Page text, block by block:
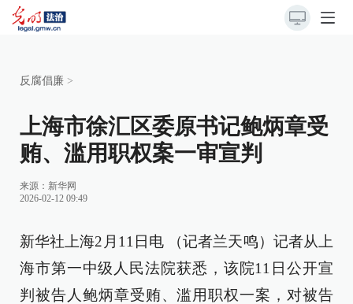
反腐倡廉 >
上海市徐汇区委原书记鲍炳章受
贿、滥用职权案一审宣判
来源： 新华网
2026-02-12 09:49
新华社上海2月11日电 （记者兰天鸣）记者从上
海市第一中级人民法院获悉，该院11日公开宣
判被告人鲍炳章受贿、滥用职权一案，对被告